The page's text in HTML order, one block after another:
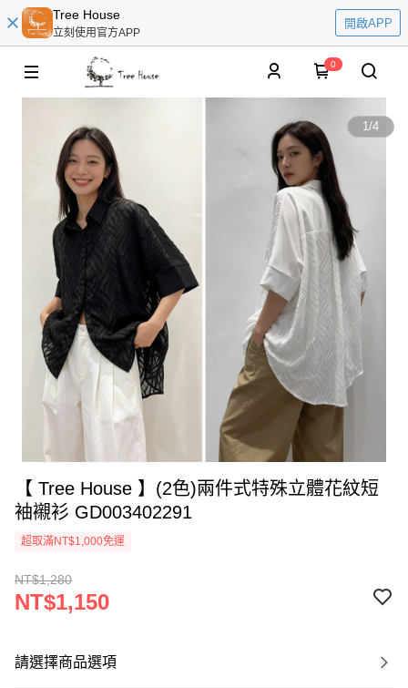
Tree House
立刻使用官方APP
開啟APP
0
1/4
【 Tree House 】(2色)兩件式特殊立體花紋短
袖襯衫 GD003402291
超取滿NT$1,000免運
NT$1,280
NT$1,150
請選擇商品選項